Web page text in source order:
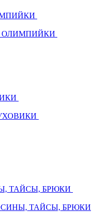
ОЛИМПИЙКИ
ТАЙСЫ, БРЮКИ
ТАЙСЫ, БРЮКИ